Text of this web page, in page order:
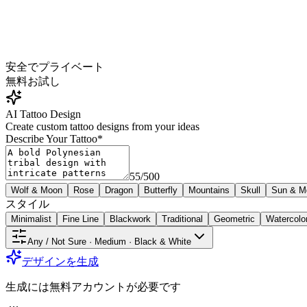
安全でプライベート
無料お試し
AI Tattoo Design
Create custom tattoo designs from your ideas
Describe Your Tattoo*
55/500
Wolf & Moon Rose Dragon Butterfly Mountains Skull Sun &
スタイル
Minimalist Fine Line Blackwork Traditional Geometric
Any / Not Sure · Medium · Black & White
デザインを生成
生成には無料アカウントが必要です